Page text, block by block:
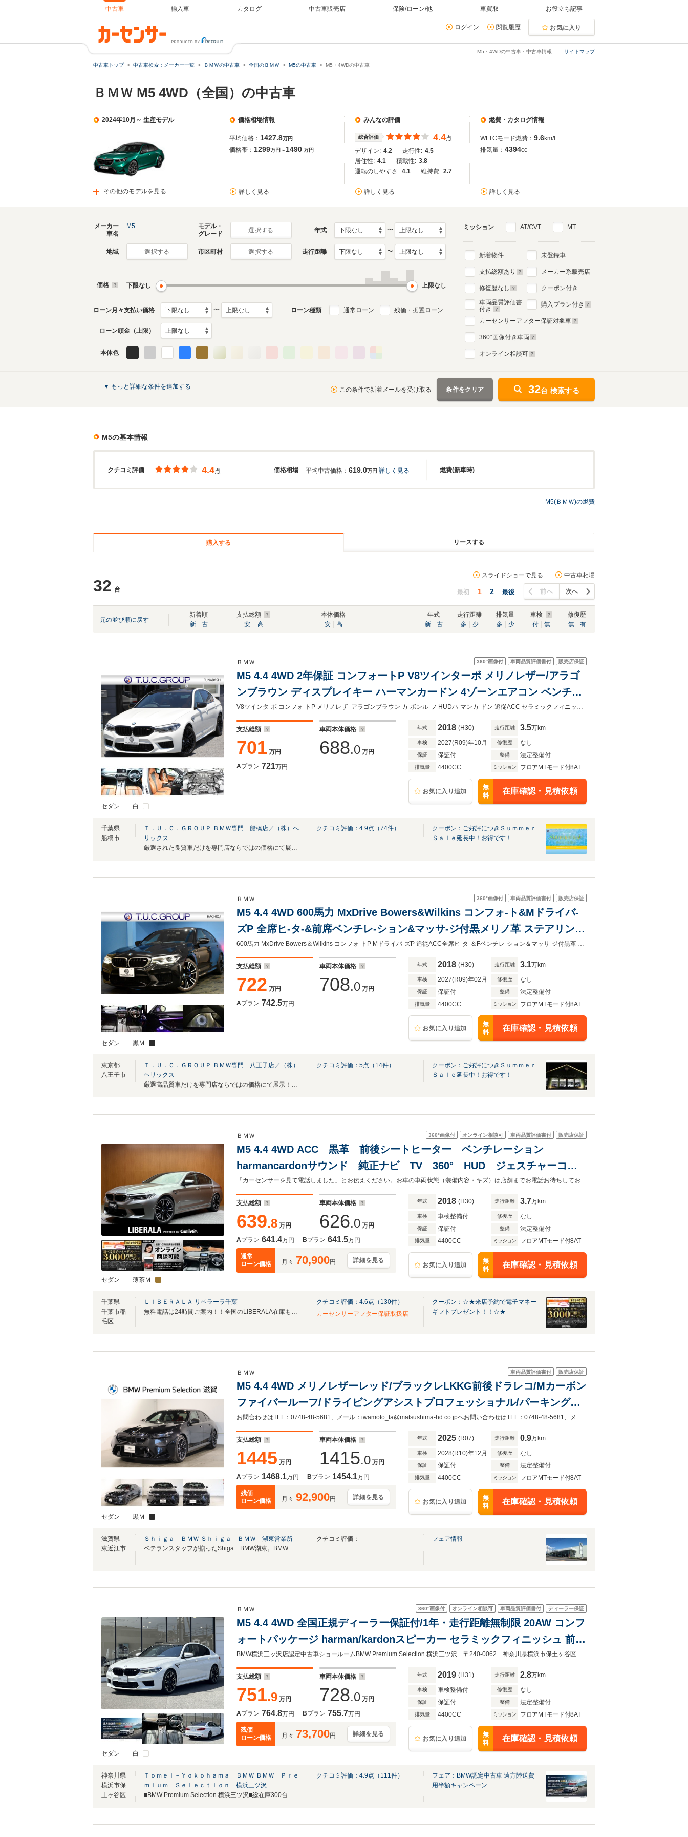
中古車 輸入車 カタログ 中古車販売店 保険/ローン/他 車買取 お役立ち記事
ログイン 閲覧履歴 お気に入り
サイトマップ
M5・4WDの中古車・中古車情報
中古車トップ 中古車検索：メーカー一覧 ＢＭＷの中古車 全国のＢＭＷ M5の中古車 M5・4WDの中古車
ＢＭＷ M5 4WD（全国）の中古車
2024年10月～ 生産モデル
その他のモデルを見る
価格相場情報
平均価格： 1427.8万円
価格帯： 1299万円～1490 万円
詳しく見る
みんなの評価
総合評価 4.4点
デザイン: 4.2 走行性: 4.5
居住性: 4.1 積載性: 3.8
運転のしやすさ: 4.1 維持費: 2.7
詳しく見る
燃費・カタログ情報
WLTCモード燃費： 9.6km/l
排気量： 4394cc
詳しく見る
生産モデル
1999年4月～2004年10月
2代目
メーカー
車名
M5
モデル・
グレード
選択する 年式 〜
地域 選択する 市区町村 選択する 走行距離 〜
価格 下限なし 上限なし
ローン月々支払い価格 〜 ローン種類 通常ローン 残価・据置ローン
ローン頭金（上限）
本体色
ミッション AT/CVT MT
新着物件
支払総額あり
修復歴なし
車両品質評価書
付き
未登録車
メーカー系販売店
クーポン付き
購入プラン付き
カーセンサーアフター保証対象車
360°画像付き車両
オンライン相談可
▼ もっと詳細な条件を追加する この条件で新着メールを受け取る 条件をクリア 32台 検索する
M5の基本情報
クチコミ評価 価格相場 燃費(新車時)
4.4点 平均中古価格： 619.0万円 詳しく見る
---
---
M5(ＢＭＷ)の燃費
購入する リースする
32 台
スライドショーで見る 中古車相場
最初 1 2 最後 前へ 次へ
元の並び順に戻す
新着順
新
古
支払総額
安
高
本体価格
安
高
年式
新
古
走行距離
多
少
排気量
多
少
車検
付
無
修復歴
無
有
セダン 白
360°画像付 車両品質評価書付 販売店保証
ＢＭＷ
M5 4.4 4WD 2年保証 コンフォートP V8ツインターボ メリノレザー/アラゴ
ンブラウン ディスプレイキー ハーマンカードン 4ゾーンエアコン ベンチレ
ーション マッサージ 全席ヒーター セラミックフィニッシュ カーボンルーフ
LEDH
V8ツインタ-ボ コンフォ-トP メリノレザ- アラゴンブラウン カ-ボンル-フ HUDハ-マンカ-ドン 追従ACC セラミックフィニッシュ 年3回3年間オイル交換＆ポリマーメンテ付＆無料２年保証付
支払総額
701 万円
車両本体価格
688.0 万円
Aプラン 721万円
年式 2018 (H30) 走行距離 3.5万km
車検 2027(R09)年10月 修復歴 なし
保証 保証付 整備 法定整備付
排気量 4400CC ミッション フロアMTモード付8AT
お気に入り追加
無
料
在庫確認・見積依頼
千葉県
船橋市
Ｔ．Ｕ．Ｃ．ＧＲＯＵＰ ＢＭＷ専門 船橋店／（株）へ
リックス
厳選された良質車だけを専門店ならではの価格にて展示！TUC GROUP BMW専門 船橋店！
クチコミ評価： 4.9点（74件）
クーポン：ご好評につきＳｕｍｍｅｒ
Ｓａｌｅ延長中！お得です！
セダン 黒Ｍ
360°画像付 車両品質評価書付 販売店保証
ＢＭＷ
M5 4.4 4WD 600馬力 MxDrive Bowers&Wilkins コンフォ-ト&Mドライバ-
ズP 全席ヒ-タ-&前席ベンチレ-ション&マッサ-ジ付黒メリノ革 ステアリング
ヒ-タ- アンビエントエアP 追従ACC LCW HUD 20AW ソフトクロ-ズドア 2
年保証
600馬力 MxDrive Bowers＆Wilkins コンフォ-トP Mドライバ-ズP 追従ACC全席ヒ-タ-＆Fベンチレ-ション＆マッサ-ジ付黒革 年3回3年間オイル交換＆ポリマ-メンテ付＆無料２年保証付
支払総額
722 万円
車両本体価格
708.0 万円
Aプラン 742.5万円
年式 2018 (H30) 走行距離 3.1万km
車検 2027(R09)年02月 修復歴 なし
保証 保証付 整備 法定整備付
排気量 4400CC ミッション フロアMTモード付8AT
お気に入り追加
無
料
在庫確認・見積依頼
東京都
八王子市
Ｔ．Ｕ．Ｃ．ＧＲＯＵＰ ＢＭＷ専門 八王子店／（株）
ヘリックス
厳選高品質車だけを専門店ならではの価格にて展示！T.U.C.GROUP BMW専門八王子店！
クチコミ評価： 5点（ 14件）
クーポン：ご好評につきＳｕｍｍｅｒ
Ｓａｌｅ延長中！お得です！
セダン 薄茶Ｍ
360°画像付 オンライン相談可 車両品質評価書付 販売店保証
ＢＭＷ
M5 4.4 4WD ACC 黒革 前後シートヒーター ベンチレーション
harmancardonサウンド 純正ナビ TV 360° HUD ジェスチャーコン
トロール 純正20インチAW コンフォートアクセス ドライビングアシス
トプラス ドラレコ
「カーセンサーを見て電話しました」とお伝えください。お車の車両状態（装備内容・キズ）は店舗までお電話お待ちしております。
支払総額
639.8 万円
車両本体価格
626.0 万円
Aプラン 641.4万円 Bプラン 641.5万円
通常
ローン価格
月々 70,900円 詳細を見る
年式 2018 (H30) 走行距離 3.7万km
車検 車検整備付 修復歴 なし
保証 保証付 整備 法定整備付
排気量 4400CC ミッション フロアMTモード付8AT
お気に入り追加
無
料
在庫確認・見積依頼
千葉県
千葉市稲
毛区
ＬＩＢＥＲＡＬＡ リベラーラ千葉
無料電話は24時間ご案内！！全国のLIBERALA在庫も見たい方は一括照会が可能です！
クチコミ評価： 4.6点（ 130件）
カーセンサーアフター保証取扱店
クーポン：☆★来店予約で電子マネー
ギフトプレゼント！！☆★
セダン 黒Ｍ
車両品質評価書付 販売店保証
ＢＭＷ
M5 4.4 4WD メリノレザーレッド/ブラックレLKKG前後ドラレコ/Mカーボン
ファイバールーフ/ドライビングアシストプロフェッショナル/パーキングア
シストプロフェッショナル
お問合わせはTEL：0748-48-5681、メール：iwamoto_ta@matsushima-hd.co.jpへお問い合わせはTEL：0748-48-5681、メールの場合は：iwamoto_ta@matsushima-hd.co.jp へ
支払総額
1445 万円
車両本体価格
1415.0 万円
Aプラン 1468.1万円 Bプラン 1454.1万円
残価
ローン価格
月々 92,900円 詳細を見る
年式 2025 (R07) 走行距離 0.9万km
車検 2028(R10)年12月 修復歴 なし
保証 保証付 整備 法定整備付
排気量 4400CC ミッション フロアMTモード付8AT
お気に入り追加
無
料
在庫確認・見積依頼
滋賀県
東近江市
Ｓｈｉｇａ ＢＭＷ Ｓｈｉｇａ ＢＭＷ 湖東営業所
ベテランスタッフが揃ったShiga BMW湖東。BMWの事ならお任せください。
クチコミ評価：－ フェア情報
セダン 白
360°画像付 オンライン相談可 車両品質評価書付 ディーラー保証
ＢＭＷ
M5 4.4 4WD 全国正規ディーラー保証付/1年・走行距離無制限 20AW コンフ
ォートパッケージ harman/kardonスピーカー セラミックフィニッシュ 前席
マッサージ機能 カーボンルーフ アルカンターラ内装 アンビエントエアアロ
マ 禁煙
BMW横浜三ッ沢店認定中古車ショールームBMW Premium Selection 横浜三ツ沢 〒240-0062 神奈川県横浜市保土ヶ谷区岡沢町322-3
支払総額
751.9 万円
車両本体価格
728.0 万円
Aプラン 764.8万円 Bプラン 755.7万円
残価
ローン価格
月々 73,700円 詳細を見る
年式 2019 (H31) 走行距離 2.8万km
車検 車検整備付 修復歴 なし
保証 保証付 整備 法定整備付
排気量 4400CC ミッション フロアMTモード付8AT
お気に入り追加
無
料
在庫確認・見積依頼
神奈川県
横浜市保
土ヶ谷区
Ｔｏｍｅｉ－Ｙｏｋｏｈａｍａ ＢＭＷ ＢＭＷ Ｐｒｅ
ｍｉｕｍ Ｓｅｌｅｃｔｉｏｎ 横浜三ツ沢
■BMW Premium Selection 横浜三ツ沢■総在庫300台の中からご提案させて頂きます。
クチコミ評価： 4.9点（ 111件）
フェア：BMW認定中古車 遠方陸送費
用半額キャンペーン